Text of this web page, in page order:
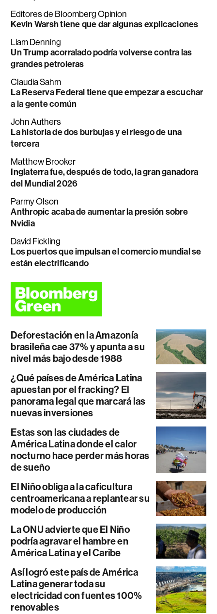
Editores de Bloomberg Opinion
Kevin Warsh tiene que dar algunas explicaciones
Liam Denning
Un Trump acorralado podría volverse contra las
grandes petroleras
Claudia Sahm
La Reserva Federal tiene que empezar a escuchar
a la gente común
John Authers
La historia de dos burbujas y el riesgo de una
tercera
Matthew Brooker
Inglaterra fue, después de todo, la gran ganadora
del Mundial 2026
Parmy Olson
Anthropic acaba de aumentar la presión sobre
Nvidia
David Fickling
Los puertos que impulsan el comercio mundial se
están electrificando
Deforestación en la Amazonía
brasileña cae 37% y apunta a su
nivel más bajo desde 1988
¿Qué países de América Latina
apuestan por el fracking? El
panorama legal que marcará las
nuevas inversiones
Estas son las ciudades de
América Latina donde el calor
nocturno hace perder más horas
de sueño
El Niño obliga a la caficultura
centroamericana a replantear su
modelo de producción
La ONU advierte que El Niño
podría agravar el hambre en
América Latina y el Caribe
Así logró este país de América
Latina generar toda su
electricidad con fuentes 100%
renovables